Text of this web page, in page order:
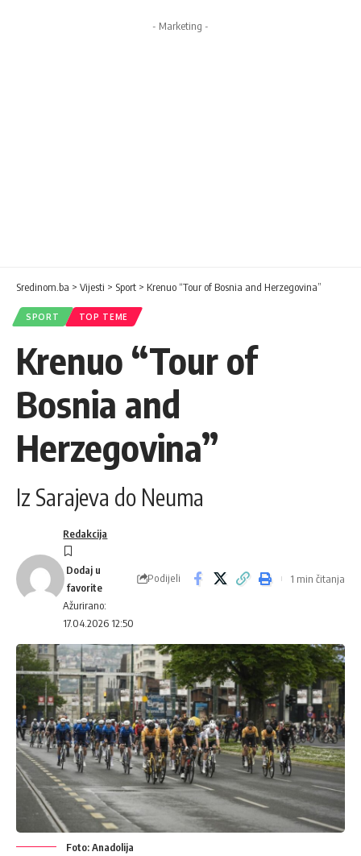
- Marketing -
Sredinom.ba > Vijesti > Sport > Krenuo “Tour of Bosnia and Herzegovina”
SPORT TOP TEME
Krenuo “Tour of
Bosnia and
Herzegovina”
Iz Sarajeva do Neuma
Ažurirano:
17.04.2026 12:50
Redakcija
Podijeli 1 min čitanja
Foto: Anadolija